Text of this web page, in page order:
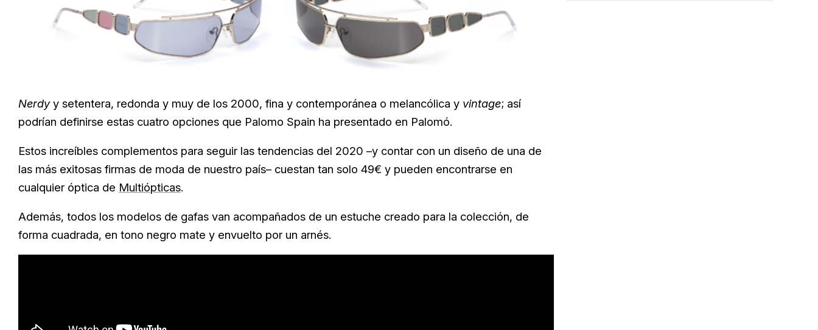
Nerdyy setentera, redonda y muy de los 2000, fina y contemporánea o melancólica y vintage; así
podrían definirse estas cuatro opciones que Palomo Spain ha presentado en Palomó.
Estos increíbles complementos para seguir las tendencias del 2020 –y contar con un diseño de una de
las más exitosas firmas de moda de nuestro país– cuestan tan solo 49€ y pueden encontrarse en
cualquier óptica de Multiópticas.
Además, todos los modelos de gafas van acompañados de un estuche creado para la colección, de
forma cuadrada, en tono negro mate y envuelto por un arnés.